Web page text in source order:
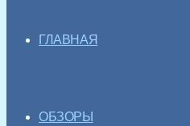
ГЛАВНАЯ
ОБЗОРЫ